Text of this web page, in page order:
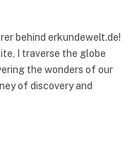
behind erkundewelt.de!
I traverse the globe
the wonders of our
of discovery and